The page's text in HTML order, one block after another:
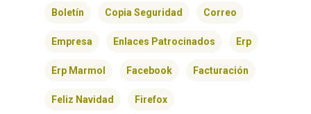
Boletín Copia Seguridad Correo
Empresa Enlaces Patrocinados Erp
Erp Marmol Facebook Facturación
Feliz Navidad Firefox